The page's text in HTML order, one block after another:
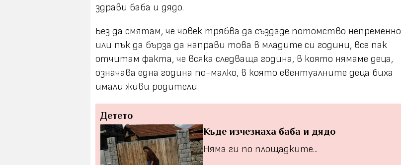
здрави баба и дядо.
Без да смятам, че човек трябва да създаде потомство непременно
или пък да бърза да направи това в младите си години, все пак
отчитам факта, че всяка следваща година, в която нямаме деца,
означава една година по-малко, в която евентуалните деца биха
имали живи родители.
Детето
Къде изчезнаха баба и дядо
Няма ги по площадките...